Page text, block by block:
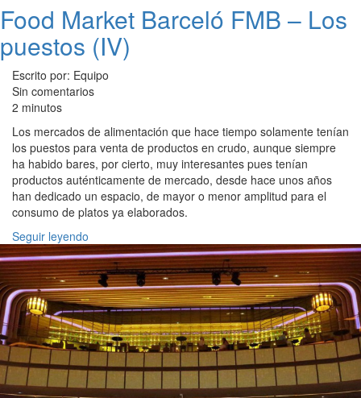
Food Market Barceló FMB – Los
puestos (IV)
Escrito por: Equipo
Sin comentarios
2 minutos
Los mercados de alimentación que hace tiempo solamente tenían
los puestos para venta de productos en crudo, aunque siempre
ha habido bares, por cierto, muy interesantes pues tenían
productos auténticamente de mercado, desde hace unos años
han dedicado un espacio, de mayor o menor amplitud para el
consumo de platos ya elaborados.
Seguir leyendo